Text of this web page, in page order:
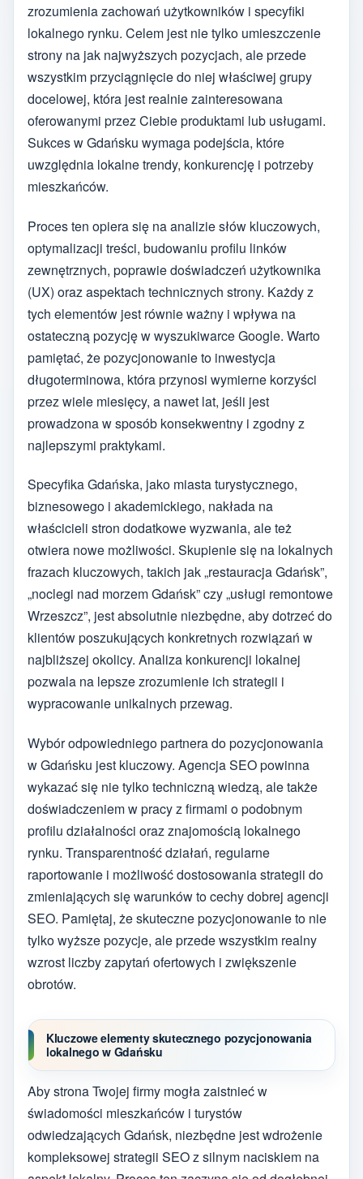
zrozumienia zachowań użytkowników i specyfiki
lokalnego rynku. Celem jest nie tylko umieszczenie
strony na jak najwyższych pozycjach, ale przede
wszystkim przyciągnięcie do niej właściwej grupy
docelowej, która jest realnie zainteresowana
oferowanymi przez Ciebie produktami lub usługami.
Sukces w Gdańsku wymaga podejścia, które
uwzględnia lokalne trendy, konkurencję i potrzeby
mieszkańców.
Proces ten opiera się na analizie słów kluczowych,
optymalizacji treści, budowaniu profilu linków
zewnętrznych, poprawie doświadczeń użytkownika
(UX) oraz aspektach technicznych strony. Każdy z
tych elementów jest równie ważny i wpływa na
ostateczną pozycję w wyszukiwarce Google. Warto
pamiętać, że pozycjonowanie to inwestycja
długoterminowa, która przynosi wymierne korzyści
przez wiele miesięcy, a nawet lat, jeśli jest
prowadzona w sposób konsekwentny i zgodny z
najlepszymi praktykami.
Specyfika Gdańska, jako miasta turystycznego,
biznesowego i akademickiego, nakłada na
właścicieli stron dodatkowe wyzwania, ale też
otwiera nowe możliwości. Skupienie się na lokalnych
frazach kluczowych, takich jak „restauracja Gdańsk”,
„noclegi nad morzem Gdańsk” czy „usługi remontowe
Wrzeszcz”, jest absolutnie niezbędne, aby dotrzeć do
klientów poszukujących konkretnych rozwiązań w
najbliższej okolicy. Analiza konkurencji lokalnej
pozwala na lepsze zrozumienie ich strategii i
wypracowanie unikalnych przewag.
Wybór odpowiedniego partnera do pozycjonowania
w Gdańsku jest kluczowy. Agencja SEO powinna
wykazać się nie tylko techniczną wiedzą, ale także
doświadczeniem w pracy z firmami o podobnym
profilu działalności oraz znajomością lokalnego
rynku. Transparentność działań, regularne
raportowanie i możliwość dostosowania strategii do
zmieniających się warunków to cechy dobrej agencji
SEO. Pamiętaj, że skuteczne pozycjonowanie to nie
tylko wyższe pozycje, ale przede wszystkim realny
wzrost liczby zapytań ofertowych i zwiększenie
obrotów.
Kluczowe elementy skutecznego pozycjonowania
lokalnego w Gdańsku
Aby strona Twojej firmy mogła zaistnieć w
świadomości mieszkańców i turystów
odwiedzających Gdańsk, niezbędne jest wdrożenie
kompleksowej strategii SEO z silnym naciskiem na